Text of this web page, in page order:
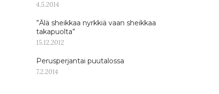
4.5.2014
”Älä sheikkaa nyrkkiä vaan sheikkaa
takapuolta”
15.12.2012
Perusperjantai puutalossa
7.2.2014